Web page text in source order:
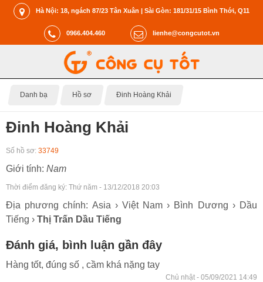
Hà Nội: 18, ngách 87/23 Tân Xuân | Sài Gòn: 181/31/15 Bình Thới, Q11
0966.404.460 lienhe@congcutot.vn
Danh bạ Hồ sơ Đinh Hoàng Khải
Đinh Hoàng Khải
Số hồ sơ: 33749
Giới tính: Nam
Thời điểm đăng ký: Thứ năm - 13/12/2018 20:03
Địa phương chính: Asia › Việt Nam › Bình Dương › Dầu
Tiếng › Thị Trấn Dầu Tiếng
Đánh giá, bình luận gần đây
Hàng tốt, đúng số , cầm khá nặng tay
Chủ nhật - 05/09/2021 14:49